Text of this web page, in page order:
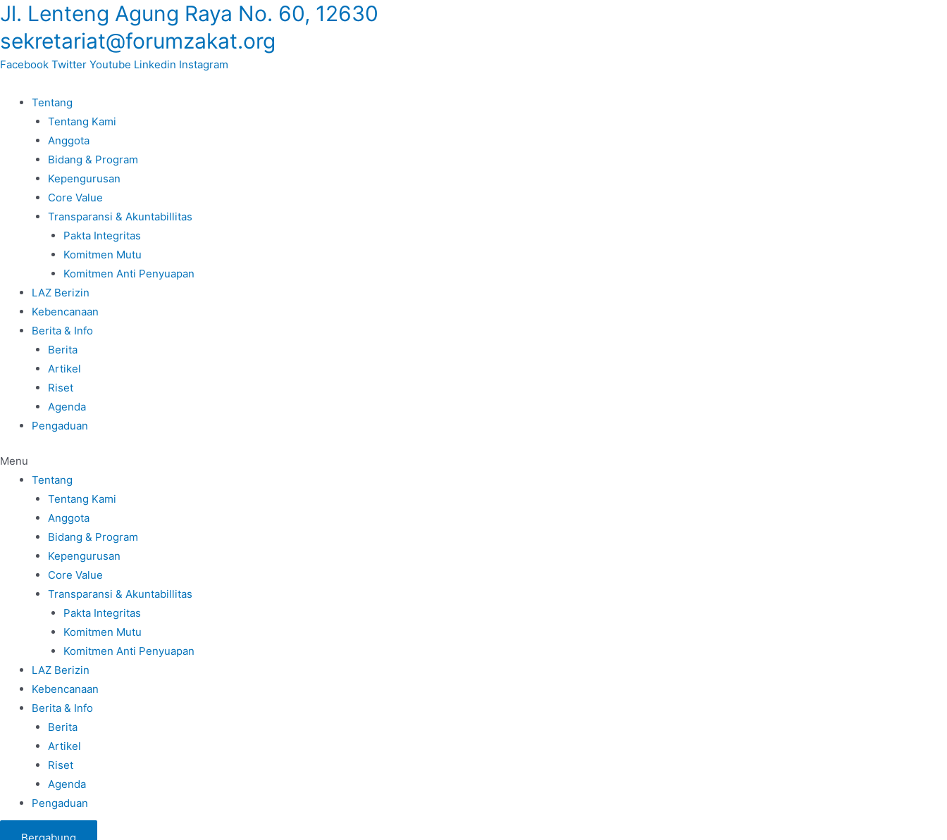
Lewati
konten
Jl. Lenteng Agung Raya No. 60, 12630
sekretariat@forumzakat.org
Facebook Twitter Youtube Linkedin Instagram
Tentang
Tentang Kami
Anggota
Bidang & Program
Kepengurusan
Core Value
Transparansi & Akuntabillitas
Pakta Integritas
Komitmen Mutu
Komitmen Anti Penyuapan
LAZ Berizin
Kebencanaan
Berita & Info
Berita
Artikel
Riset
Agenda
Pengaduan
Menu
Tentang
Tentang Kami
Anggota
Bidang & Program
Kepengurusan
Core Value
Transparansi & Akuntabillitas
Pakta Integritas
Komitmen Mutu
Komitmen Anti Penyuapan
LAZ Berizin
Kebencanaan
Berita & Info
Berita
Artikel
Riset
Agenda
Pengaduan